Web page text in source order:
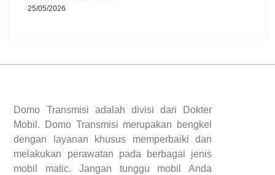
25/05/2026
Domo Transmisi adalah divisi dari Dokter
Mobil. Domo Transmisi merupakan bengkel
dengan layanan khusus memperbaiki dan
melakukan perawatan pada berbagai jenis
mobil matic. Jangan tunggu mobil Anda